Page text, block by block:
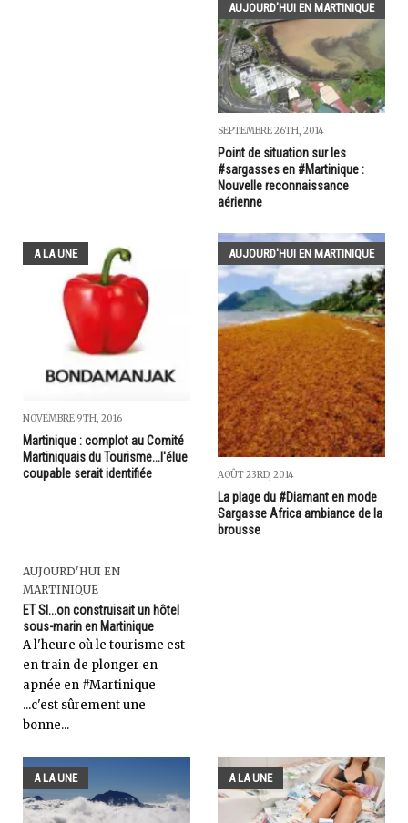
AUJOURD'HUI EN MARTINIQUE
SEPTEMBRE 26TH, 2014
Point de situation sur les
#sargasses en #Martinique :
Nouvelle reconnaissance
aérienne
A LA UNE
NOVEMBRE 9TH, 2016
Martinique : complot au Comité
Martiniquais du Tourisme...l'élue
coupable serait identifiée
AUJOURD'HUI EN MARTINIQUE
AOÛT 23RD, 2014
La plage du #Diamant en mode
Sargasse Africa ambiance de la
brousse
AUJOURD'HUI EN
MARTINIQUE
ET SI...on construisait un hôtel
sous-marin en Martinique
A l'heure où le tourisme est
en train de plonger en
apnée en #Martinique
...c'est sûrement une
bonne...
A LA UNE A LA UNE